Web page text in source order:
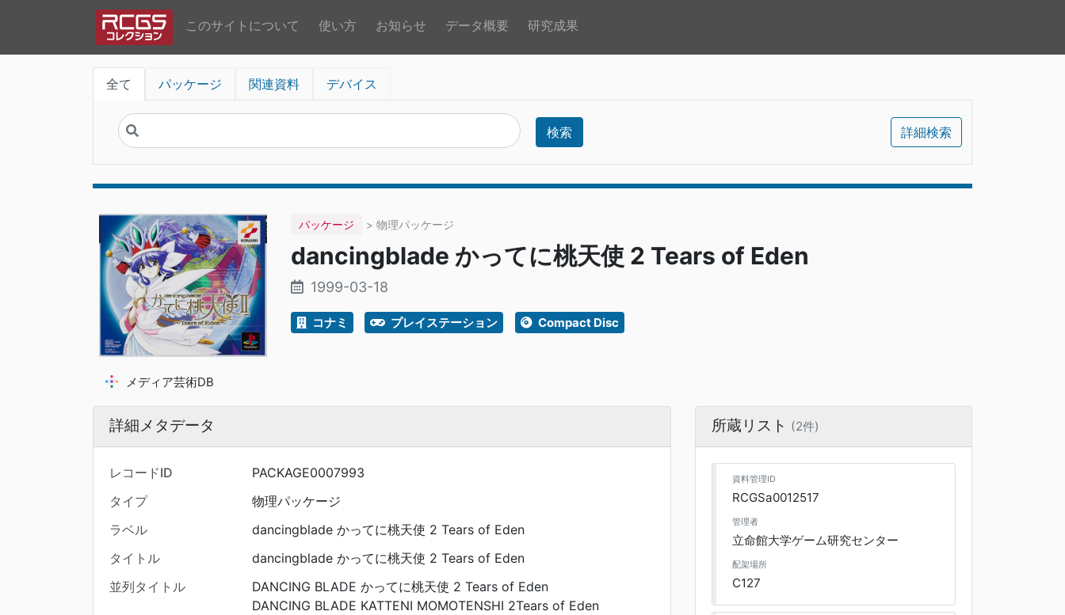
このサイトについて 使い方 お知らせ データ概要 研究成果
全て パッケージ 関連資料 デバイス
検索 詳細検索
パッケージ > 物理パッケージ
dancingblade かってに桃天使 2 Tears of Eden
1999-03-18
コナミ プレイステーション Compact Disc
メディア芸術DB
詳細メタデータ
レコードID
PACKAGE0007993
タイプ
物理パッケージ
ラベル
dancingblade かってに桃天使 2 Tears of Eden
タイトル
dancingblade かってに桃天使 2 Tears of Eden
並列タイトル
DANCING BLADE かってに桃天使 2 Tears of Eden
DANCING BLADE KATTENI MOMOTENSHI 2Tears of Eden
所蔵リスト (2件)
資料管理ID
RCGSa0012517
管理者
立命館大学ゲーム研究センター
配架場所
C127